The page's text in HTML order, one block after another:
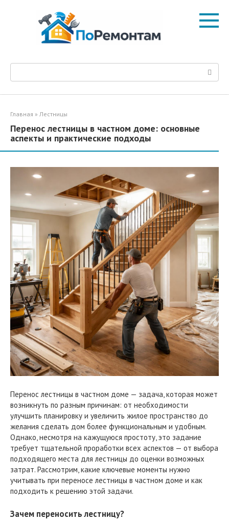
Поиск:
Главная » Лестницы
Перенос лестницы в частном доме: основные
аспекты и практические подходы
Перенос лестницы в частном доме — задача, которая может
возникнуть по разным причинам: от необходимости
улучшить планировку и увеличить жилое пространство до
желания сделать дом более функциональным и удобным.
Однако, несмотря на кажущуюся простоту, это задание
требует тщательной проработки всех аспектов — от выбора
подходящего места для лестницы до оценки возможных
затрат. Рассмотрим, какие ключевые моменты нужно
учитывать при переносе лестницы в частном доме и как
подходить к решению этой задачи.
Зачем переносить лестницу?